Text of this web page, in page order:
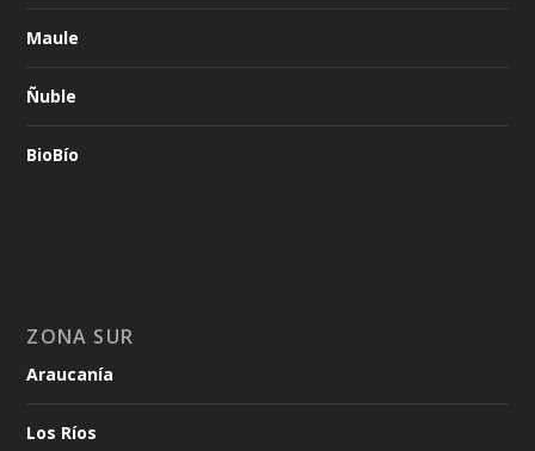
Maule
Ñuble
BioBío
ZONA SUR
Araucanía
Los Ríos